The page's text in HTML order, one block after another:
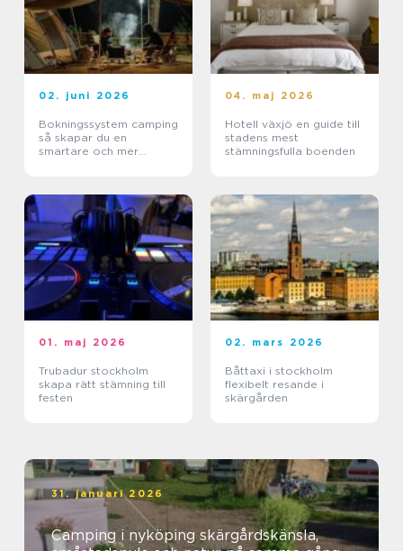
02. juni 2026
Bokningssystem camping
så skapar du en
smartare och mer
04. maj 2026
Hotell växjö en guide till
stadens mest
stämningsfulla boenden
01. maj 2026
Trubadur stockholm
skapa rätt stämning till
festen
02. mars 2026
Båttaxi i stockholm
flexibelt resande i
skärgården
31. januari 2026
Camping i nyköping skärgårdskänsla,